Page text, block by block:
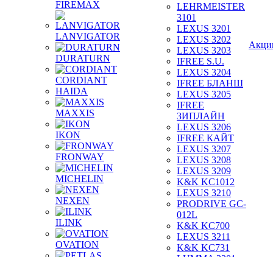
FIREMAX
LANVIGATOR
DURATURN
CORDIANT
HAIDA
MAXXIS
IKON
FRONWAY
MICHELIN
NEXEN
ILINK
OVATION
LEHRMEISTER
3101
LEXUS 3201
LEXUS 3202
LEXUS 3203
IFREE S.U.
LEXUS 3204
IFREE БЛАНШ
LEXUS 3205
IFREE
ЗИПЛАЙН
LEXUS 3206
IFREE КАЙТ
LEXUS 3207
LEXUS 3208
LEXUS 3209
K&K KC1012
LEXUS 3210
PRODRIVE GC-
012L
K&K KC700
LEXUS 3211
K&K KC731